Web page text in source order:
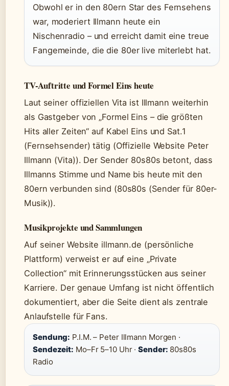
Obwohl er in den 80ern Star des Fernsehens
war, moderiert Illmann heute ein
Nischenradio – und erreicht damit eine treue
Fangemeinde, die die 80er live miterlebt hat.
TV-Auftritte und Formel Eins heute
Laut seiner offiziellen Vita ist Illmann weiterhin
als Gastgeber von „Formel Eins – die größten
Hits aller Zeiten“ auf Kabel Eins und Sat.1
(Fernsehsender) tätig (Offizielle Website Peter
Illmann (Vita)). Der Sender 80s80s betont, dass
Illmanns Stimme und Name bis heute mit den
80ern verbunden sind (80s80s (Sender für 80er-
Musik)).
Musikprojekte und Sammlungen
Auf seiner Website illmann.de (persönliche
Plattform) verweist er auf eine „Private
Collection“ mit Erinnerungsstücken aus seiner
Karriere. Der genaue Umfang ist nicht öffentlich
dokumentiert, aber die Seite dient als zentrale
Anlaufstelle für Fans.
Sendung: P.I.M. – Peter Illmann Morgen ·
Sendezeit: Mo–Fr 5–10 Uhr ·Sender: 80s80s
Radio